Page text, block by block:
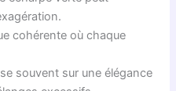
cohérente où chaque
souvent sur une élégance